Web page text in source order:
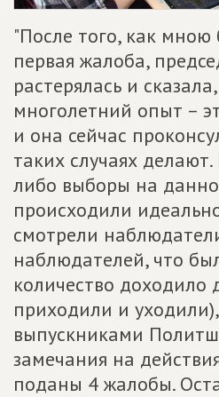
"После того, как
первая жалоба,
растерялась и
многолетний опыт –
и она сейчас
таких случаях
либо выборы на
происходили
смотрели
наблюдателей, что
количество доходило
приходили и
выпускниками
замечания на
поданы 4 жалобы.